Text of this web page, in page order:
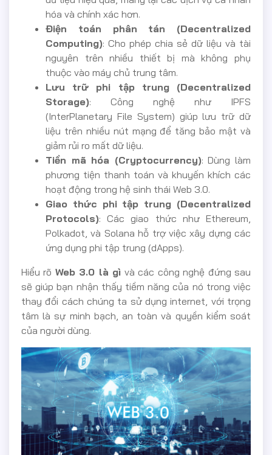
hóa và chính xác hơn.
Điện toán phân tán (Decentralized
Computing): Cho phép chia sẻ dữ liệu và tài
nguyên trên nhiều thiết bị mà không phụ
thuộc vào máy chủ trung tâm.
Lưu trữ phi tập trung (Decentralized
Storage): Công nghệ như IPFS
(InterPlanetary File System) giúp lưu trữ dữ
liệu trên nhiều nút mạng để tăng bảo mật và
giảm rủi ro mất dữ liệu.
Tiền mã hóa (Cryptocurrency): Dùng làm
phương tiện thanh toán và khuyến khích các
hoạt động trong hệ sinh thái Web 3.0.
Giao thức phi tập trung (Decentralized
Protocols): Các giao thức như Ethereum,
Polkadot, và Solana hỗ trợ việc xây dựng các
ứng dụng phi tập trung (dApps).
Hiểu rõ Web 3.0 là gì và các công nghệ đứng sau
sẽ giúp bạn nhận thấy tiềm năng của nó trong việc
thay đổi cách chúng ta sử dụng internet, với trọng
tâm là sự minh bạch, an toàn và quyền kiểm soát
của người dùng.